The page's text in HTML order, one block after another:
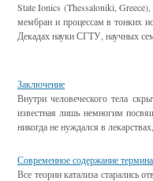
State Ionics (Thessaloniki,
мембран и процессам в тонких
Декадах науки СГТУ, научных
Заключение
Внутри человеческого тела
известная лишь немногим
никогда не нуждался в
Современное содержание
Все теории катализа